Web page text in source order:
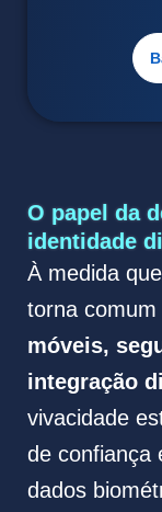
O papel da
identidade
À medida
torna comum
móveis,
integração
vivacidade
de confiança
dados